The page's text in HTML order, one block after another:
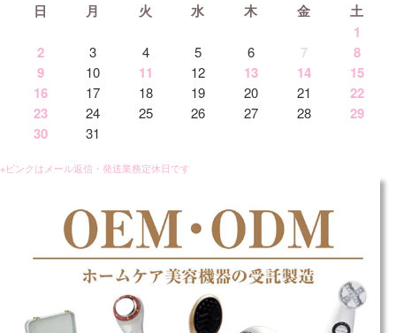
日
月 火 水 木 金
土
1
2
3 4 5 6 7
8
9
10 11 12 13 14
15
16
17 18 19 20 21
22
23
24 25 26 27 28
29
30
31